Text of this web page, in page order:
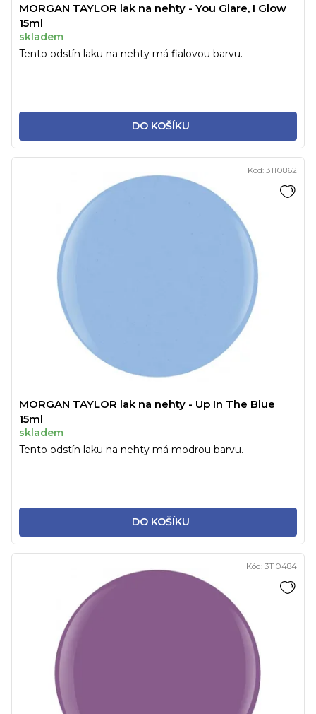
MORGAN TAYLOR lak na nehty - You Glare, I Glow
15ml
skladem
DO KOŠÍKU
Tento odstín laku na nehty má fialovou barvu.
MORGAN TAYLOR lak na nehty - Up In The Blue
15ml
skladem
DO KOŠÍKU
Tento odstín laku na nehty má modrou barvu.
Kód: 3110862
Kód: 3110484